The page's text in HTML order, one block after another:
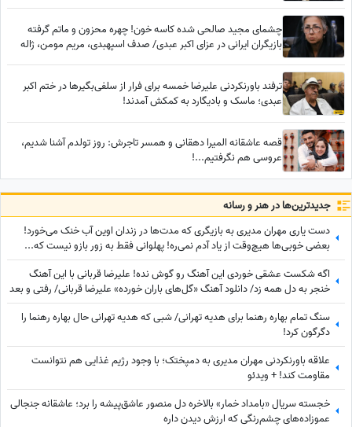
چشمای مجید صالحی شده کاسه خون! چهره محزون و ماتم گرفته
بازیگران ایرانی در عزای اکبر عبدی/ صدف اسپهبدی، مریم مومن، ژاله
ترفند باورنکردنی علیرضا خمسه برای فرار از سلفی‌بگیرها در ختم اکبر
عبدی؛ ماسک و بادیگارد به کمکش آمدند!
قصه عاشقانه المیرا دهقانی و همسر تاجرش: روز تولدم آشنا شدیم،
عروسی هم نگرفتیم...!
جدید‌ترین‌ها در هنر و رسانه
دست یاری مهران مدیری به بازیگری که مدت‌ها در زندان اوین آب خنک می‌خورد!
بعضی خوبی‌ها هیچ‌وقت از یاد آدم نمی‌ره! پهلوانی فقط به زور بازو نیست که...
اگه شکست عشقی خوردی این آهنگ رو گوش نده! علیرضا قربانی با این آهنگ
خنجر به دل همه زد/ دانلود آهنگ «گل‌های باران خورده» علیرضا قربانی/ رفتی و بعد
از تو دنیا غرق شد در گریه‌هایم💔
سنگ تمام بهاره رهنما برای هدیه تهرانی/ شبی که هدیه تهرانی حال بهاره رهنما را
دگرگون کرد!
علاقه باورنکردنی مهران مدیری به دمپختک؛ با وجود رژیم غذایی هم نتوانست
مقاومت کند! + ویدئو
خجسته سریال «بامداد خمار» بالاخره دل منصور عاشق‌پیشه را برد؛ عاشقانه جنجالی
عموزاده‌های چشم‌رنگی که ارزش دیدن داره